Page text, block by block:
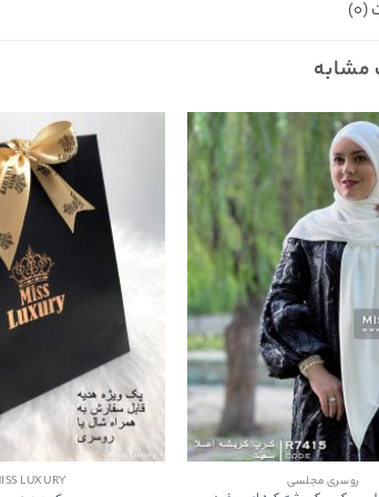
روسری مجلسی LUXURY